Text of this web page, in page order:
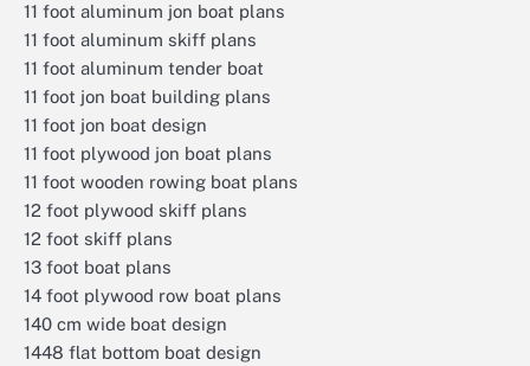
11 foot aluminum jon boat plans
11 foot aluminum skiff plans
11 foot aluminum tender boat
11 foot jon boat building plans
11 foot jon boat design
11 foot plywood jon boat plans
11 foot wooden rowing boat plans
12 foot plywood skiff plans
12 foot skiff plans
13 foot boat plans
14 foot plywood row boat plans
140 cm wide boat design
1448 flat bottom boat design